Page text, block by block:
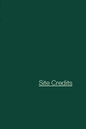
Site Credits